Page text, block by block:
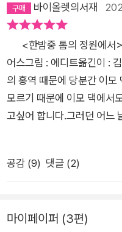
뛰어놀기도 하고, 어른이
지는 톰의 모습을 보면서 가
하면서 책 속 인물들과 교
요. 아름다운 그래픽 노블로
서》를 통해 오랫동안 상상
가득한 톰의 정원을 만나 보
바이올렛의서재
⠀⠀<한밤중 톰의 정원에서
어스그림 : 에디트옮긴이 :
의 홍역 때문에 당분간 이모
모르기 때문에 이모 댁에서
고싶어 합니다.그러던 어느
데 종이 13번 친 것.톰은 자
으로내려가서 어두운 거실
침, 톰이 다시 정원에 가려
만 있었어요. 톰은 매일 밤
공감 (9) 댓글 (2)
마이페이퍼 (3편)